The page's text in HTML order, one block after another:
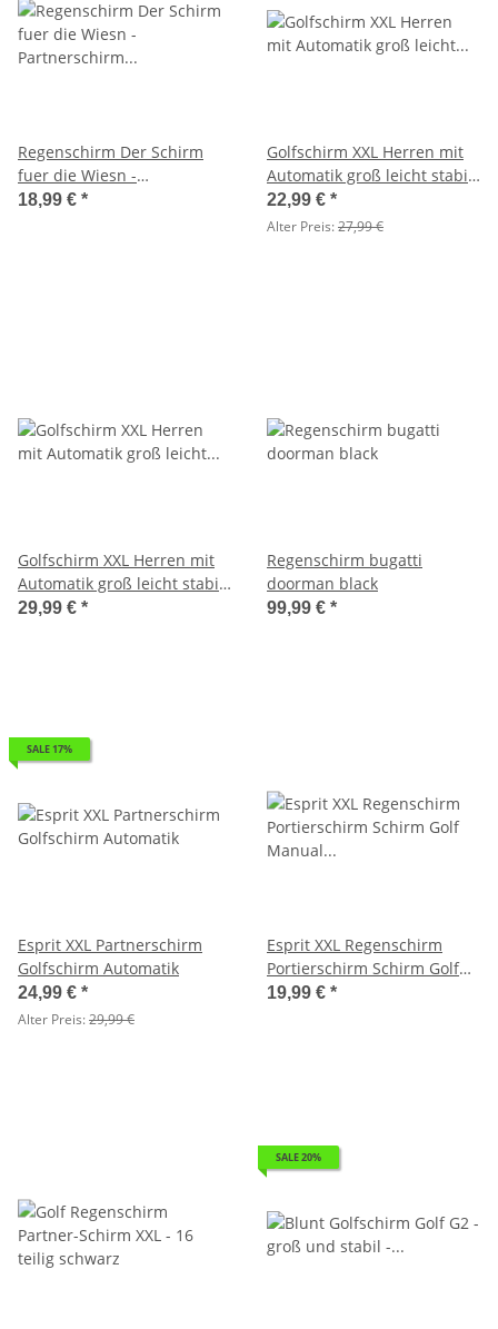
Regenschirm Der Schirm
fuer die Wiesn -
Partnerschirm Bavaria XXL
18,99 € *
Golfschirm XXL Herren mit
Automatik groß leicht stabil
- black
22,99 € *
Alter Preis:27,99 €
Golfschirm XXL Herren mit
Automatik groß leicht stabil
- needle stripe
29,99 € *
Regenschirm bugatti
doorman black
99,99 € *
SALE 17%
Esprit XXL Partnerschirm
Golfschirm Automatik
24,99 € *
Alter Preis:29,99 €
Esprit XXL Regenschirm
Portierschirm Schirm Golf
Manual flagred - rot
19,99 € *
SALE 20%